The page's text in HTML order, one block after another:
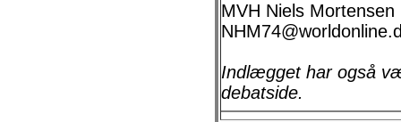
MVH Niels Mortensen
Indlægget har også
debatside.